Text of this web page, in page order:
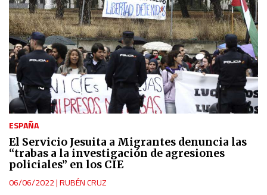
ESPAÑA
El Servicio Jesuita a Migrantes denuncia las
“trabas a la investigación de agresiones
policiales” en los CIE
06/06/2022|RUBÉN CRUZ